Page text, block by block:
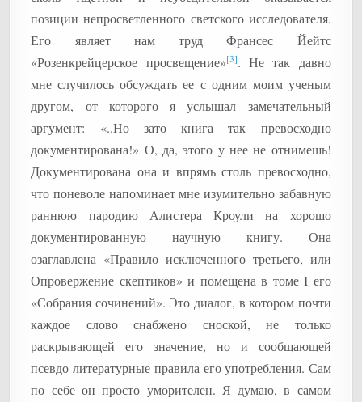
позиции непросветленного светского исследователя.
Его являет нам труд Франсес Йейтс
«Розенкрейцерское просвещение»[3]. Не так давно
мне случилось обсуждать ее с одним моим ученым
другом, от которого я услышал замечательный
аргумент: «..Но зато книга так превосходно
документирована!» О, да, этого у нее не отнимешь!
Документирована она и впрямь столь превосходно,
что поневоле напоминает мне изумительно забавную
раннюю пародию Алистера Кроули на хорошо
документированную научную книгу. Она
озаглавлена «Правило исключенного третьего, или
Опровержение скептиков» и помещена в томе I его
«Собрания сочинений». Это диалог, в котором почти
каждое слово снабжено сноской, не только
раскрывающей его значение, но и сообщающей
псевдо-литературные правила его употребления. Сам
по себе он просто уморителен. Я думаю, в самом